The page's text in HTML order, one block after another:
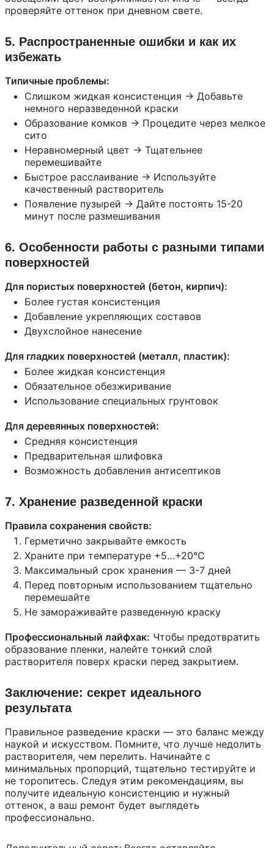
проверяйте оттенок при дневном свете.
5. Распространенные ошибки и как их
избежать
Типичные проблемы:
Слишком жидкая консистенция → Добавьте
немного неразведенной краски
Образование комков → Процедите через мелкое
сито
Неравномерный цвет → Тщательнее
перемешивайте
Быстрое расслаивание → Используйте
качественный растворитель
Появление пузырей → Дайте постоять 15-20
минут после размешивания
6. Особенности работы с разными типами
поверхностей
Для пористых поверхностей (бетон, кирпич):
Более густая консистенция
Добавление укрепляющих составов
Двухслойное нанесение
Для гладких поверхностей (металл, пластик):
Более жидкая консистенция
Обязательное обезжиривание
Использование специальных грунтовок
Для деревянных поверхностей:
Средняя консистенция
Предварительная шлифовка
Возможность добавления антисептиков
7. Хранение разведенной краски
Правила сохранения свойств:
Герметично закрывайте емкость
Храните при температуре +5…+20°C
Максимальный срок хранения — 3-7 дней
Перед повторным использованием тщательно
перемешайте
Не замораживайте разведенную краску
Профессиональный лайфхак: Чтобы предотвратить
образование пленки, налейте тонкий слой
растворителя поверх краски перед закрытием.
Заключение: секрет идеального
результата
Правильное разведение краски — это баланс между
наукой и искусством. Помните, что лучше недолить
растворителя, чем перелить. Начинайте с
минимальных пропорций, тщательно тестируйте и
не торопитесь. Следуя этим рекомендациям, вы
получите идеальную консистенцию и нужный
оттенок, а ваш ремонт будет выглядеть
профессионально.